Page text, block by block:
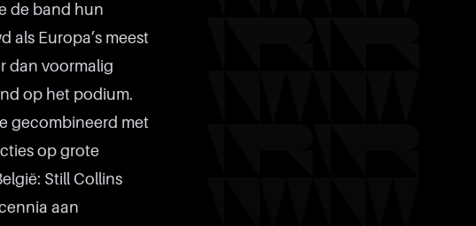
de band hun
Europa’s meest
dan voormalig
op het podium.
gecombineerd met
op grote
Still Collins
aan